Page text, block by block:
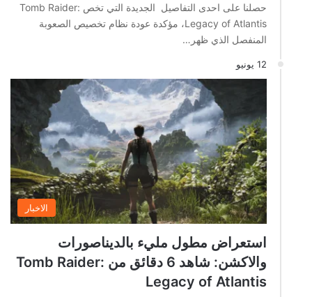
حصلنا على احدى التفاصيل الجديدة التي تخص Tomb Raider:
Legacy of Atlantis، مؤكدة عودة نظام تخصيص الصعوبة
المنفصل الذي ظهر…
12 يونيو
الاخبار
استعراض مطول مليء بالديناصورات
والاكشن: شاهد 6 دقائق من Tomb Raider:
Legacy of Atlantis